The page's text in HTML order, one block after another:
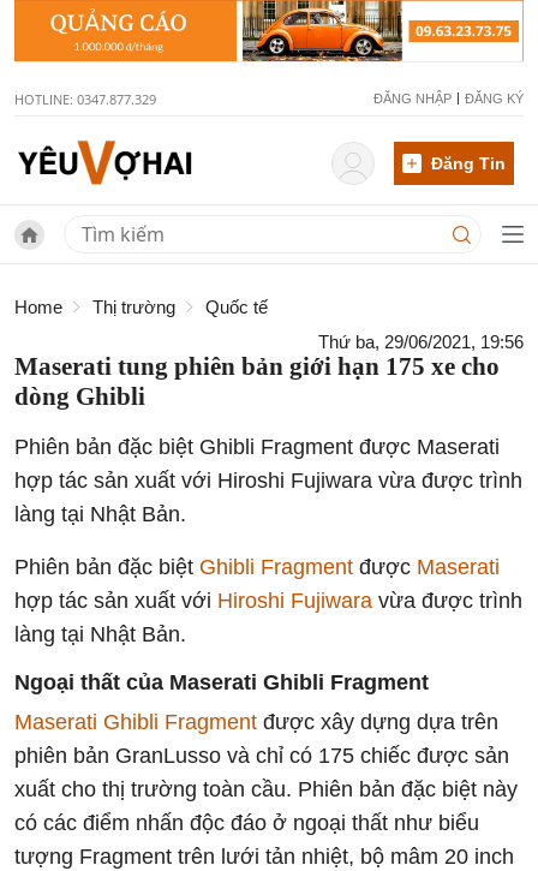
HOTLINE: 0347.877.329 ĐĂNG NHẬP ĐĂNG KÝ
Đăng Tin
Home Thị trường
Quốc tế
Thứ ba, 29/06/2021, 19:56
Maserati tung phiên bản giới hạn 175 xe cho
dòng Ghibli
Phiên bản đặc biệt Ghibli Fragment được Maserati
hợp tác sản xuất với Hiroshi Fujiwara vừa được trình
làng tại Nhật Bản.
Phiên bản đặc biệt Ghibli Fragment được Maserati
hợp tác sản xuất với Hiroshi Fujiwara vừa được trình
làng tại Nhật Bản.
Ngoại thất của Maserati Ghibli Fragment
Maserati Ghibli Fragment được xây dựng dựa trên
phiên bản GranLusso và chỉ có 175 chiếc được sản
xuất cho thị trường toàn cầu. Phiên bản đặc biệt này
có các điểm nhấn độc đáo ở ngoại thất như biểu
tượng Fragment trên lưới tản nhiệt, bộ mâm 20 inch